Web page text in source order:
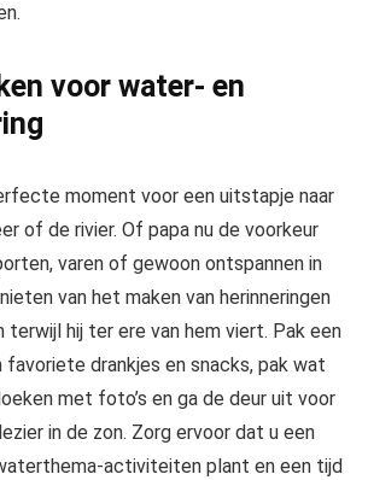
voor water- en
moment voor een uitstapje naar
of de rivier. Of papa nu de voorkeur
varen of gewoon ontspannen in
van het maken van herinneringen
hij ter ere van hem viert. Pak een
drankjes en snacks, pak wat
met foto’s en ga de deur uit voor
in de zon. Zorg ervoor dat u een
activiteiten plant en een tijd